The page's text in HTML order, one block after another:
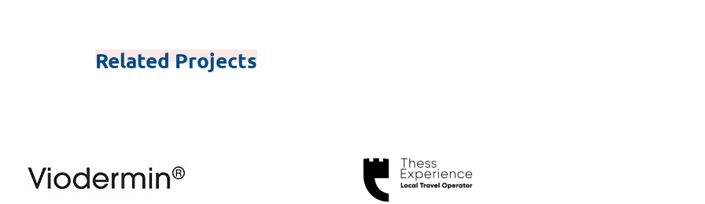
Related Projects